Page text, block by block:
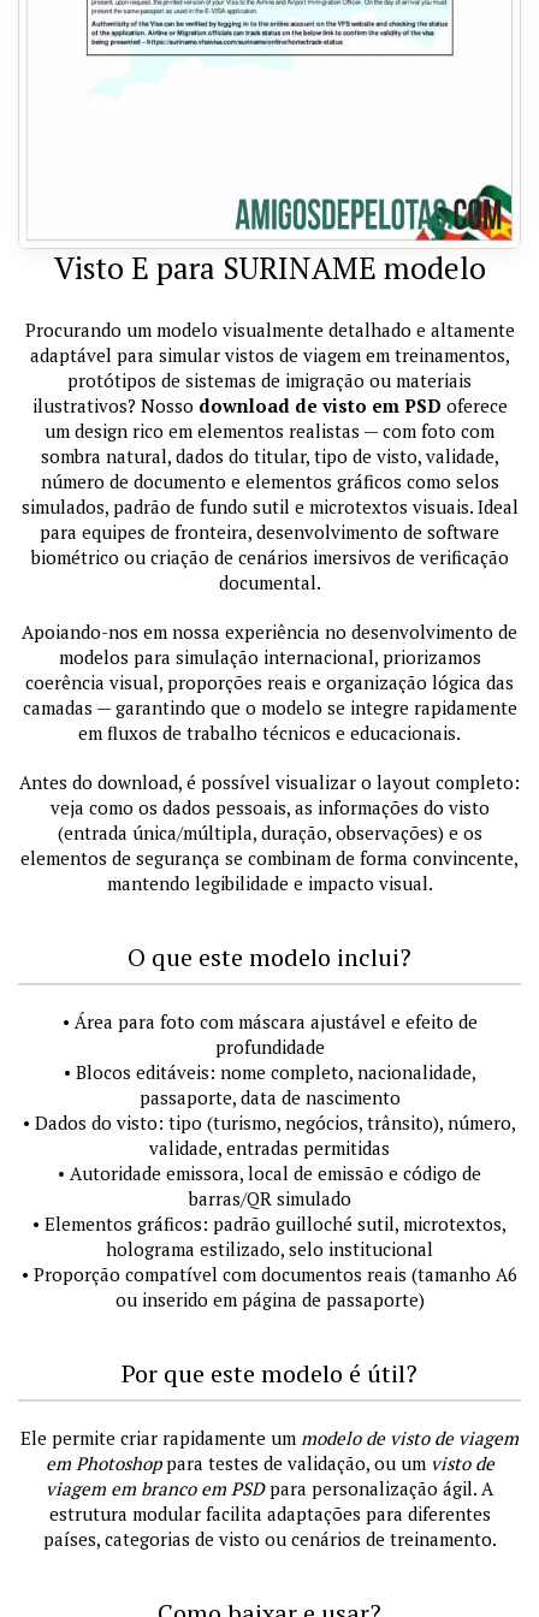
Visto E para SURINAME modelo
Procurando um modelo visualmente detalhado e altamente
adaptável para simular vistos de viagem em treinamentos,
protótipos de sistemas de imigração ou materiais
ilustrativos? Nosso download de visto em PSD oferece
um design rico em elementos realistas — com foto com
sombra natural, dados do titular, tipo de visto, validade,
número de documento e elementos gráficos como selos
simulados, padrão de fundo sutil e microtextos visuais. Ideal
para equipes de fronteira, desenvolvimento de software
biométrico ou criação de cenários imersivos de verificação
documental.
Apoiando-nos em nossa experiência no desenvolvimento de
modelos para simulação internacional, priorizamos
coerência visual, proporções reais e organização lógica das
camadas — garantindo que o modelo se integre rapidamente
em fluxos de trabalho técnicos e educacionais.
Antes do download, é possível visualizar o layout completo:
veja como os dados pessoais, as informações do visto
(entrada única/múltipla, duração, observações) e os
elementos de segurança se combinam de forma convincente,
mantendo legibilidade e impacto visual.
O que este modelo inclui?
• Área para foto com máscara ajustável e efeito de
profundidade
• Blocos editáveis: nome completo, nacionalidade,
passaporte, data de nascimento
• Dados do visto: tipo (turismo, negócios, trânsito), número,
validade, entradas permitidas
• Autoridade emissora, local de emissão e código de
barras/QR simulado
• Elementos gráficos: padrão guilloché sutil, microtextos,
holograma estilizado, selo institucional
• Proporção compatível com documentos reais (tamanho A6
ou inserido em página de passaporte)
Por que este modelo é útil?
Ele permite criar rapidamente um modelo de visto de viagem
em Photoshoppara testes de validação, ou um visto de
viagem em branco em PSDpara personalização ágil. A
estrutura modular facilita adaptações para diferentes
países, categorias de visto ou cenários de treinamento.